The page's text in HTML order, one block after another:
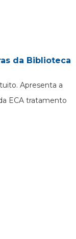
da Biblioteca
Apresenta a
ECA tratamento